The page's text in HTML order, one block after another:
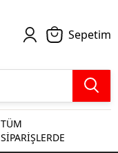
Sepetim
TÜM
SİPARİŞLERDE